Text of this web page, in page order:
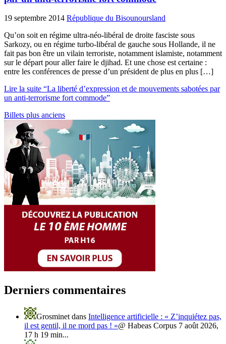
19 septembre 2014 République du Bisounoursland
Qu’on soit en régime ultra-néo-libéral de droite fasciste sous
Sarkozy, ou en régime turbo-libéral de gauche sous Hollande, il ne
fait pas bon être un vilain terroriste, notamment islamiste, notamment
sur le départ pour aller faire le djihad. Et une chose est certaine :
entre les conférences de presse d’un président de plus en plus […]
Lire la suite “La liberté d’expression et de mouvements sabotées par
un anti-terrorisme fort commode”
Billets plus anciens
Derniers commentaires
Grosminet dans Intelligence artificielle : « Z’inquiétez pas,
il est gentil, il ne mord pas ! »@ Habeas Corpus 7 août 2026,
17 h 19 min...